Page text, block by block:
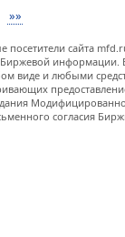
»»
посетители сайта
информации.
виде и любыми
согласия